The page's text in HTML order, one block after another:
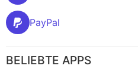
PayPal
BELIEBTE APPS